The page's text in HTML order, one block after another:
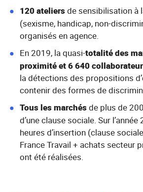
120 ateliersde sensibilisation à
(sexisme, handicap, non-
organisés en agence.
En 2019, la quasi-totalité des
proximité et 6 640
la détections des propositions
contenir des formes de
Tous les marchésde plus de
d’une clause sociale. Sur l’année
heures d’insertion (clause
France Travail + achats secteur
ont été réalisées.